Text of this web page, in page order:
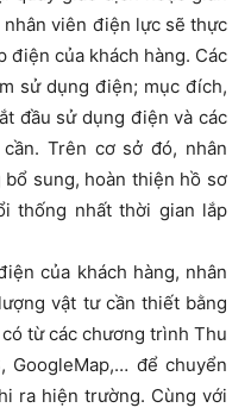
viên điện lực sẽ thực
điện của khách hàng. Các
sử dụng điện; mục đích,
đầu sử dụng điện và các
Trên cơ sở đó, nhân
sung, hoàn thiện hồ sơ
thống nhất thời gian lắp
của khách hàng, nhân
vật tư cần thiết bằng
từ các chương trình Thu
GoogleMap,… để chuyển
ra hiện trường. Cùng với